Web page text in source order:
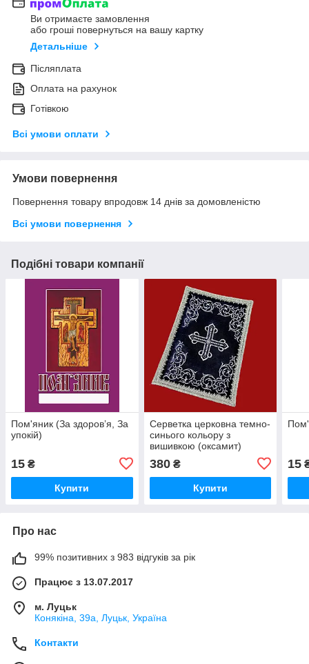
Ви отримаєте замовлення
або гроші повернуться на вашу картку
Детальніше
Післяплата
Оплата на рахунок
Готівкою
Всі умови оплати
Умови повернення
Повернення товару впродовж 14 днів за домовленістю
Всі умови повернення
Подібні товари компанії
Пом'яник (За здоров’я, За
упокій)
15 ₴
Купити
Серветка церковна темно-
синього кольору з
вишивкою (оксамит)
380₴
Купити
15
Про нас
99% позитивних з 983 відгуків за рік
Працює з 13.07.2017
м. Луцьк
Конякіна, 39а, Луцьк, Україна
Контакти